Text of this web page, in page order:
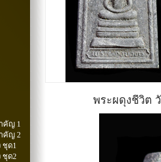
คัญ 1
คัญ 2
ชุด1
ชุด2
พระผดุงชีวิต